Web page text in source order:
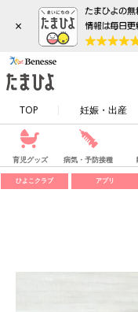
×
TOP 妊娠・出産
育児グッズ 病気・予防接種
ひよこクラブ アプリ